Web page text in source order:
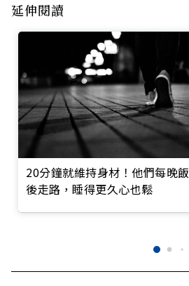
延伸閱讀
20分鐘就維持身材！他們每晚飯
後走路，睡得更久心也鬆